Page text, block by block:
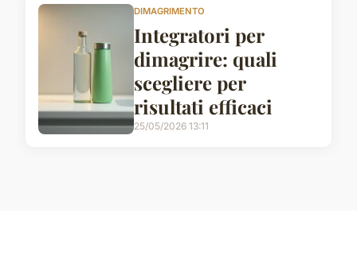
DIMAGRIMENTO
Integratori per
dimagrire: quali
scegliere per
risultati efficaci
25/05/2026 13:11